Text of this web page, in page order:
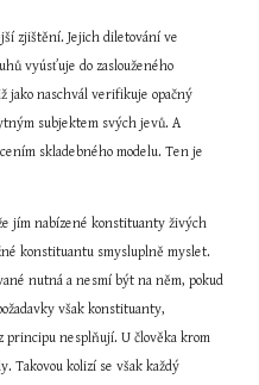
zjištění. Jejich diletování ve
vyúsťuje do zaslouženého
jako naschvál verifikuje opačný
subjektem svých jevů. A
skladebného modelu. Ten je
jím nabízené konstituanty živých
konstituantu smysluplně myslet.
nutná a nesmí být na něm, pokud
však konstituanty,
principu nesplňují. U člověka krom
Takovou kolizí se však každý